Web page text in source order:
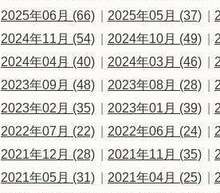
2025年06月 (66)
2025年05月 (37)
2024年11月 (54)
2024年10月 (49)
2024年04月 (40)
2024年03月 (46)
2023年09月 (48)
2023年08月 (28)
2023年02月 (35)
2023年01月 (39)
2022年07月 (22)
2022年06月 (24)
2021年12月 (28)
2021年11月 (35)
2021年05月 (31)
2021年04月 (25)